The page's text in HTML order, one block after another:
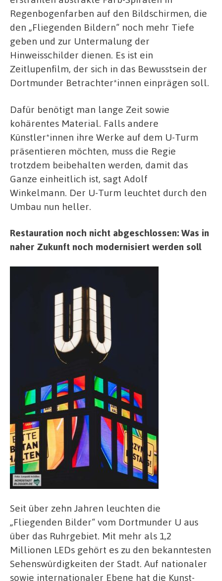
Regenbogenfarben auf den Bildschirmen, die
den „Fliegenden Bildern“ noch mehr Tiefe
geben und zur Untermalung der
Hinweisschilder dienen. Es ist ein
Zeitlupenfilm, der sich in das Bewusstsein der
Dortmunder Betrachter*innen einprägen soll.
Dafür benötigt man lange Zeit sowie
kohärentes Material. Falls andere
Künstler*innen ihre Werke auf dem U-Turm
präsentieren möchten, muss die Regie
trotzdem beibehalten werden, damit das
Ganze einheitlich ist, sagt Adolf
Winkelmann. Der U-Turm leuchtet durch den
Umbau nun heller.
Restauration noch nicht abgeschlossen: Was in
naher Zukunft noch modernisiert werden soll
Seit über zehn Jahren leuchten die
„Fliegenden Bilder“ vom Dortmunder U aus
über das Ruhrgebiet. Mit mehr als 1,2
Millionen LEDs gehört es zu den bekanntesten
Sehenswürdigkeiten der Stadt. Auf nationaler
sowie internationaler Ebene hat die Kunst-